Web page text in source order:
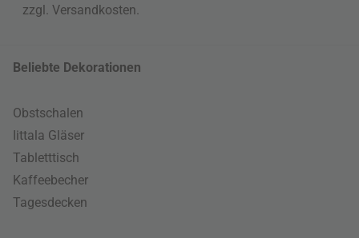
zzgl. Versandkosten
Beliebte Dekorationen
Obstschalen
Iittala Gläser
Tabletttisch
Kaffeebecher
Tagesdecken